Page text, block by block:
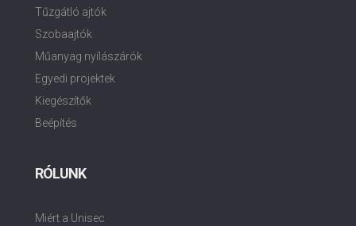
Tűzgátló ajtók
Szobaajtók
Műanyag nyílászárók
Egyedi projektek
Kiegészítők
Beépítés
RÓLUNK
Miért a Unisec